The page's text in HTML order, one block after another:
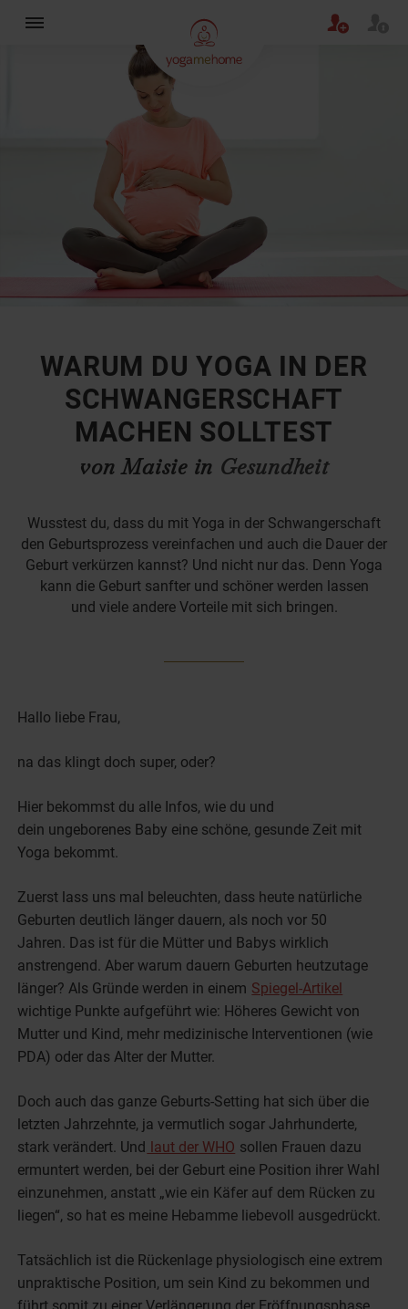
WARUM DU YOGA IN DER
SCHWANGERSCHAFT
MACHEN SOLLTEST
von Maisie in Gesundheit
Wusstest du, dass du mit Yoga in der Schwangerschaft
den Geburtsprozess vereinfachen und auch die Dauer der
Geburt verkürzen kannst? Und nicht nur das. Denn Yoga
kann die Geburt sanfter und schöner werden lassen
und viele andere Vorteile mit sich bringen.
Hallo liebe Frau,
na das klingt doch super, oder?
Hier bekommst du alle Infos, wie du und
dein ungeborenes Baby eine schöne, gesunde Zeit mit
Yoga bekommt.
Zuerst lass uns mal beleuchten, dass heute natürliche
Geburten deutlich länger dauern, als noch vor 50
Jahren. Das ist für die Mütter und Babys wirklich
anstrengend. Aber warum dauern Geburten heutzutage
länger? Als Gründe werden in einem Spiegel-Artikel
wichtige Punkte aufgeführt wie: Höheres Gewicht von
Mutter und Kind, mehr medizinische Interventionen (wie
PDA) oder das Alter der Mutter.
Doch auch das ganze Geburts-Setting hat sich über die
letzten Jahrzehnte, ja vermutlich sogar Jahrhunderte,
stark verändert. Und laut der WHO sollen Frauen dazu
ermuntert werden, bei der Geburt eine Position ihrer Wahl
einzunehmen, anstatt „wie ein Käfer auf dem Rücken zu
liegen“, so hat es meine Hebamme liebevoll ausgedrückt.
Tatsächlich ist die Rückenlage physiologisch eine extrem
unpraktische Position, um sein Kind zu bekommen und